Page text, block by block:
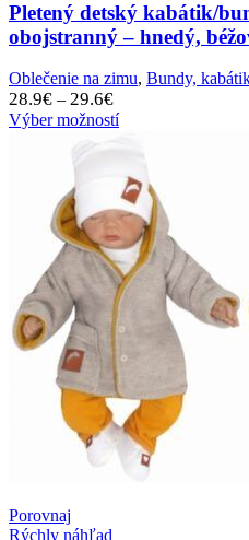
Pletený detský kabátik/
obojstranný – hnedý,
Oblečenie na zimu, Bundy,
28.9€ – 29.6€
range:
29.6€
Výber možností
Porovnaj
Rýchly náhľad